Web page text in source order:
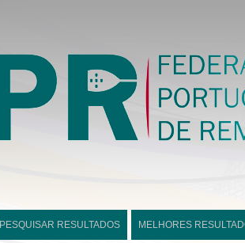
PESQUISAR RESULTADOS MELHORES